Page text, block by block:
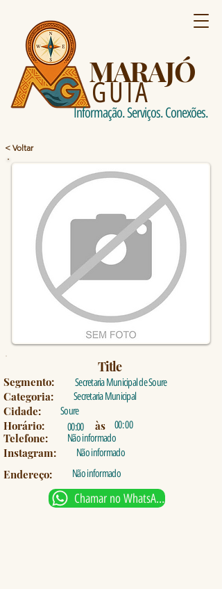
MARAJÓ
GUIA
Informação. Serviços. Conexões.
< Voltar
Title
Segmento: Secretaria Municipal de Soure
Categoria: Secretaria Municipal
Cidade: Soure
Horário: 00:00 às 00: 00
Telefone: Não informado
Instagram: Não informado
Endereço: Não informado
Chamar no WhatsApp